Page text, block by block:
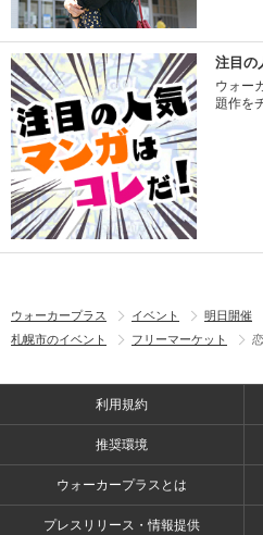
注目の
ウォー
題作を
ウォーカープラス イベント 明日開催
札幌市のイベント
フリーマーケット
利用規約
推奨環境
ウォーカープラスとは
プレスリリース・情報提供